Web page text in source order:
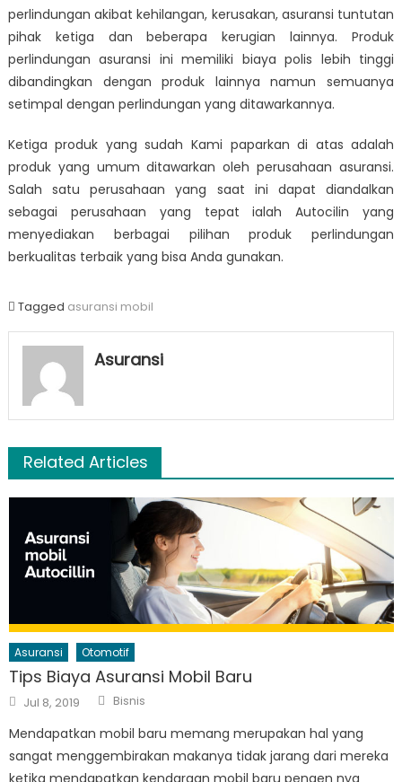
perlindungan akibat kehilangan, kerusakan, asuransi tuntutan
pihak ketiga dan beberapa kerugian lainnya. Produk
perlindungan asuransi ini memiliki biaya polis lebih tinggi
dibandingkan dengan produk lainnya namun semuanya
setimpal dengan perlindungan yang ditawarkannya.
Ketiga produk yang sudah Kami paparkan di atas adalah
produk yang umum ditawarkan oleh perusahaan asuransi.
Salah satu perusahaan yang saat ini dapat diandalkan
sebagai perusahaan yang tepat ialah Autocilin yang
menyediakan berbagai pilihan produk perlindungan
berkualitas terbaik yang bisa Anda gunakan.
Tagged asuransi mobil
Asuransi
Related Articles
Asuransi Otomotif
Tips Biaya Asuransi Mobil Baru
Posted
on
Jul 8, 2019 Author
Bisnis
Mendapatkan mobil baru memang merupakan hal yang
sangat menggembirakan makanya tidak jarang dari mereka
ketika mendapatkan kendaraan mobil baru pengen nya